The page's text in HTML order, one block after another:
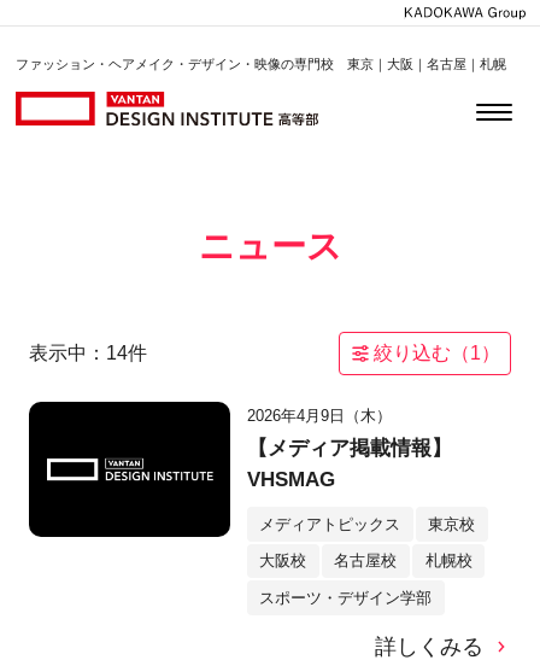
ファッション・ヘアメイク・デザイン・映像の専門校 東京｜大阪｜名古屋｜札幌
ニュース
表示中： 14件 絞り込む（1）
2026年4月9日（木）
【メディア掲載情報】
VHSMAG
メディアトピックス 東京校
大阪校 名古屋校 札幌校
スポーツ・デザイン学部
詳しくみる